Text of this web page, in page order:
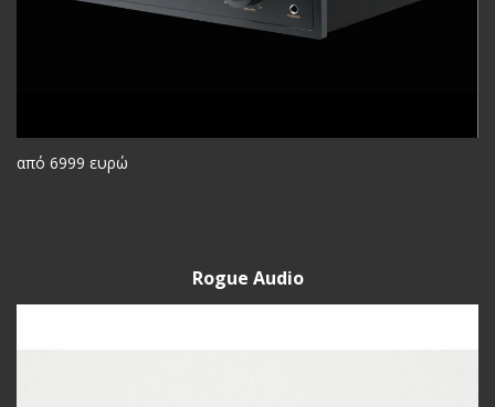
από 6999 ευρώ
Rogue Audio